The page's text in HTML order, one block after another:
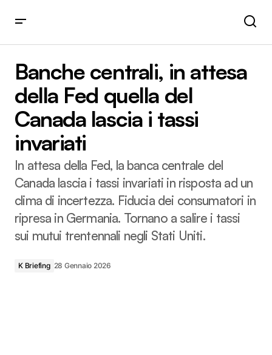
lascia i tassi invariati
Banche centrali, in attesa
della Fed quella del
Canada lascia i tassi
invariati
In attesa della Fed, la banca centrale del
Canada lascia i tassi invariati in risposta ad un
clima di incertezza. Fiducia dei consumatori in
ripresa in Germania. Tornano a salire i tassi
sui mutui trentennali negli Stati Uniti.
K Briefing 28 Gennaio 2026